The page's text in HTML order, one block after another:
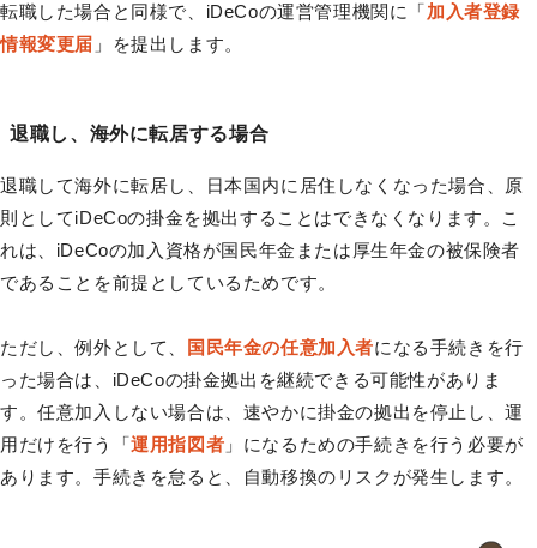
転職した場合と同様で、iDeCoの運営管理機関に「加入者登録
情報変更届 」を提出します。
退職し、海外に転居する場合
退職して海外に転居し、日本国内に居住しなくなった場合、原
則としてiDeCoの掛金を拠出することはできなくなります。こ
れは、iDeCoの加入資格が国民年金または厚生年金の被保険者
であることを前提としているためです。
ただし、例外として、 国民年金の任意加入者になる手続きを行
った場合は、iDeCoの掛金拠出を継続できる可能性がありま
す。任意加入しない場合は、速やかに掛金の拠出を停止し、運
用だけを行う「運用指図者 」になるための手続きを行う必要が
あります。手続きを怠ると、自動移換のリスクが発生します。